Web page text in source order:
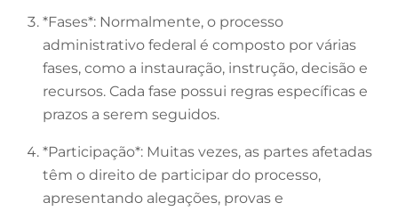
*Fases*: Normalmente, o processo
administrativo federal é composto por várias
fases, como a instauração, instrução, decisão e
recursos. Cada fase possui regras específicas e
prazos a serem seguidos.
*Participação*: Muitas vezes, as partes afetadas
têm o direito de participar do processo,
apresentando alegações, provas e